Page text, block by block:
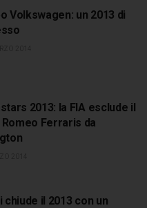
Volkswagen: un 2013 di
2013: la FIA esclude il
Ferraris da
chiude il 2013 con un